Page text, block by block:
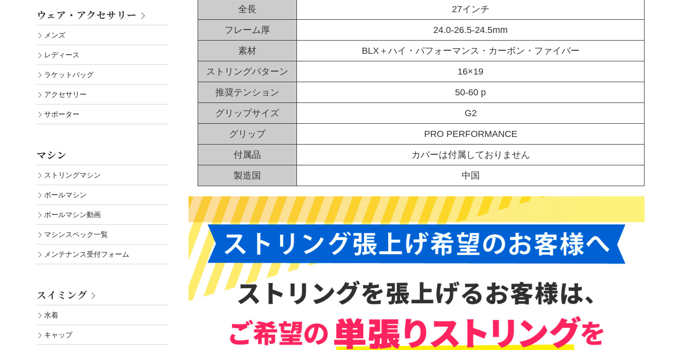
全長 27インチ
フレーム厚 24.0-26.5-24.5mm
素材 BLX＋ハイ・パフォーマンス・カーボン・ファイバー
ストリングパターン 16×19
推奨テンション 50-60 p
グリップサイズ G2
グリップ PRO PERFORMANCE
付属品 カバーは付属しておりません
製造国 中国
ウェア・アクセサリー
メンズ
レディース
ラケットバッグ
アクセサリー
サポーター
マシン
ストリングマシン
ボールマシン
ボールマシン動画
マシンスペック一覧
メンテナンス受付フォーム
スイミング
水着
キャップ